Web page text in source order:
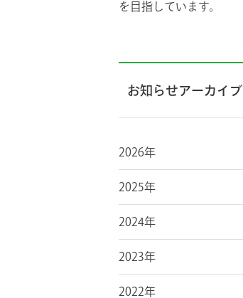
を目指しています。
お知らせアーカイブ
2026年
2025年
2024年
2023年
2022年